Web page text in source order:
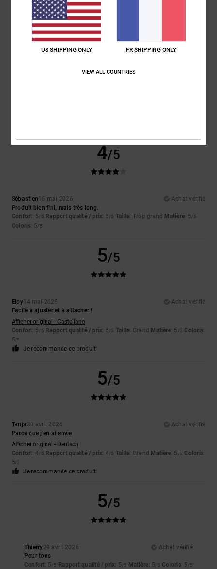
: 5/5 Rapport qualité / prix
: 5/5
Je recommande ce produit
4/5
Sébastien15 mai 2026
Achat vérifié
Produit bien fini, mais très long.
Confort: 5/5 Rapport qualité / prix: 5/5 Taille: Trop grand Matière: 5/5
Coloris: 5/5
5/5
Eloy14 mai 2026
Achat vérifié
Facile à ajuster et à attacher !
Afficher original - Castellano
Confort: 5/5 Rapport qualité / prix: 5/5 Taille: Grand Matière: 5 /5 Coloris:
5/5
Je recommande ce produit
5/5
Tanja30 avril 2026
Achat vérifié
Parce que j'en ai envie
Afficher original - Deutsch
Confort: 4/5 Rapport qualité / prix: 4/5 Taille: Grand Matière: 5 /5 Coloris:
5/5
Je recommande ce produit
5/5
Thierry29 avril 2026
Achat vérifié
Pour tous
Confort: 5/5 Rapport qualité / prix: 5/5 Matière: 5/5 Coloris: 5 /5
US SHIPPING ONLY FR SHIPPING ONLY
VIEW ALL COUNTRIES